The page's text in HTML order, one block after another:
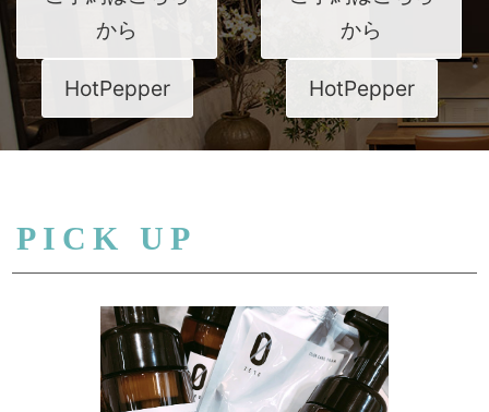
から
HotPepper
から
HotPepper
PICK UP